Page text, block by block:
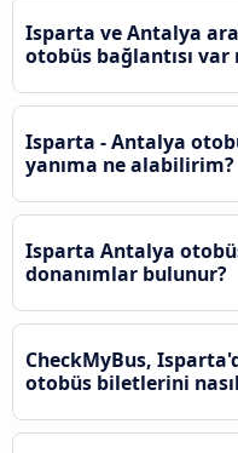
Isparta ve Antalya
otobüs bağlantısı var
Isparta - Antalya
yanıma ne alabilirim?
Isparta Antalya
donanımlar bulunur?
CheckMyBus,
otobüs biletlerini